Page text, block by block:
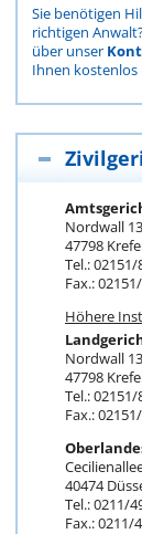
Sie benötigen
richtigen
über unser
Ihnen
Nordwall
47798
Tel.: 02151/
Fax.:
Höhere
Nordwall
47798
Tel.: 02151/
Fax.:
40474
Tel.: 0211/
Fax.: 0211/